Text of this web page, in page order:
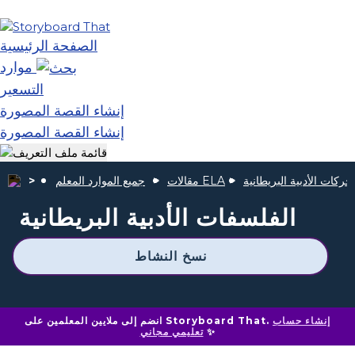
الصفحة الرئيسية
موارد
التسعير
إنشاء القصة المصورة
إنشاء القصة المصورة
جميع الموارد المعلم مقالات ELA الأدبية البريطانية
الفلسفات الأدبية البريطانية
نسخ النشاط
انضم إلى ملايين المعلمين على Storyboard That. إنشاء حساب
تعليمي مجاني✨